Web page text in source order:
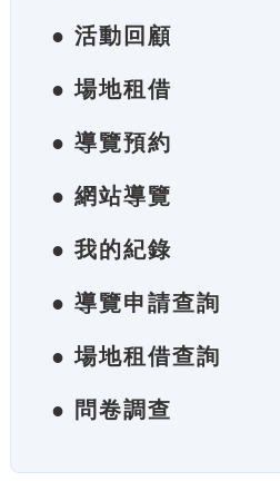
● 活動回顧
● 場地租借
● 導覽預約
● 網站導覽
● 我的紀錄
● 導覽申請查詢
● 場地租借查詢
● 問卷調查